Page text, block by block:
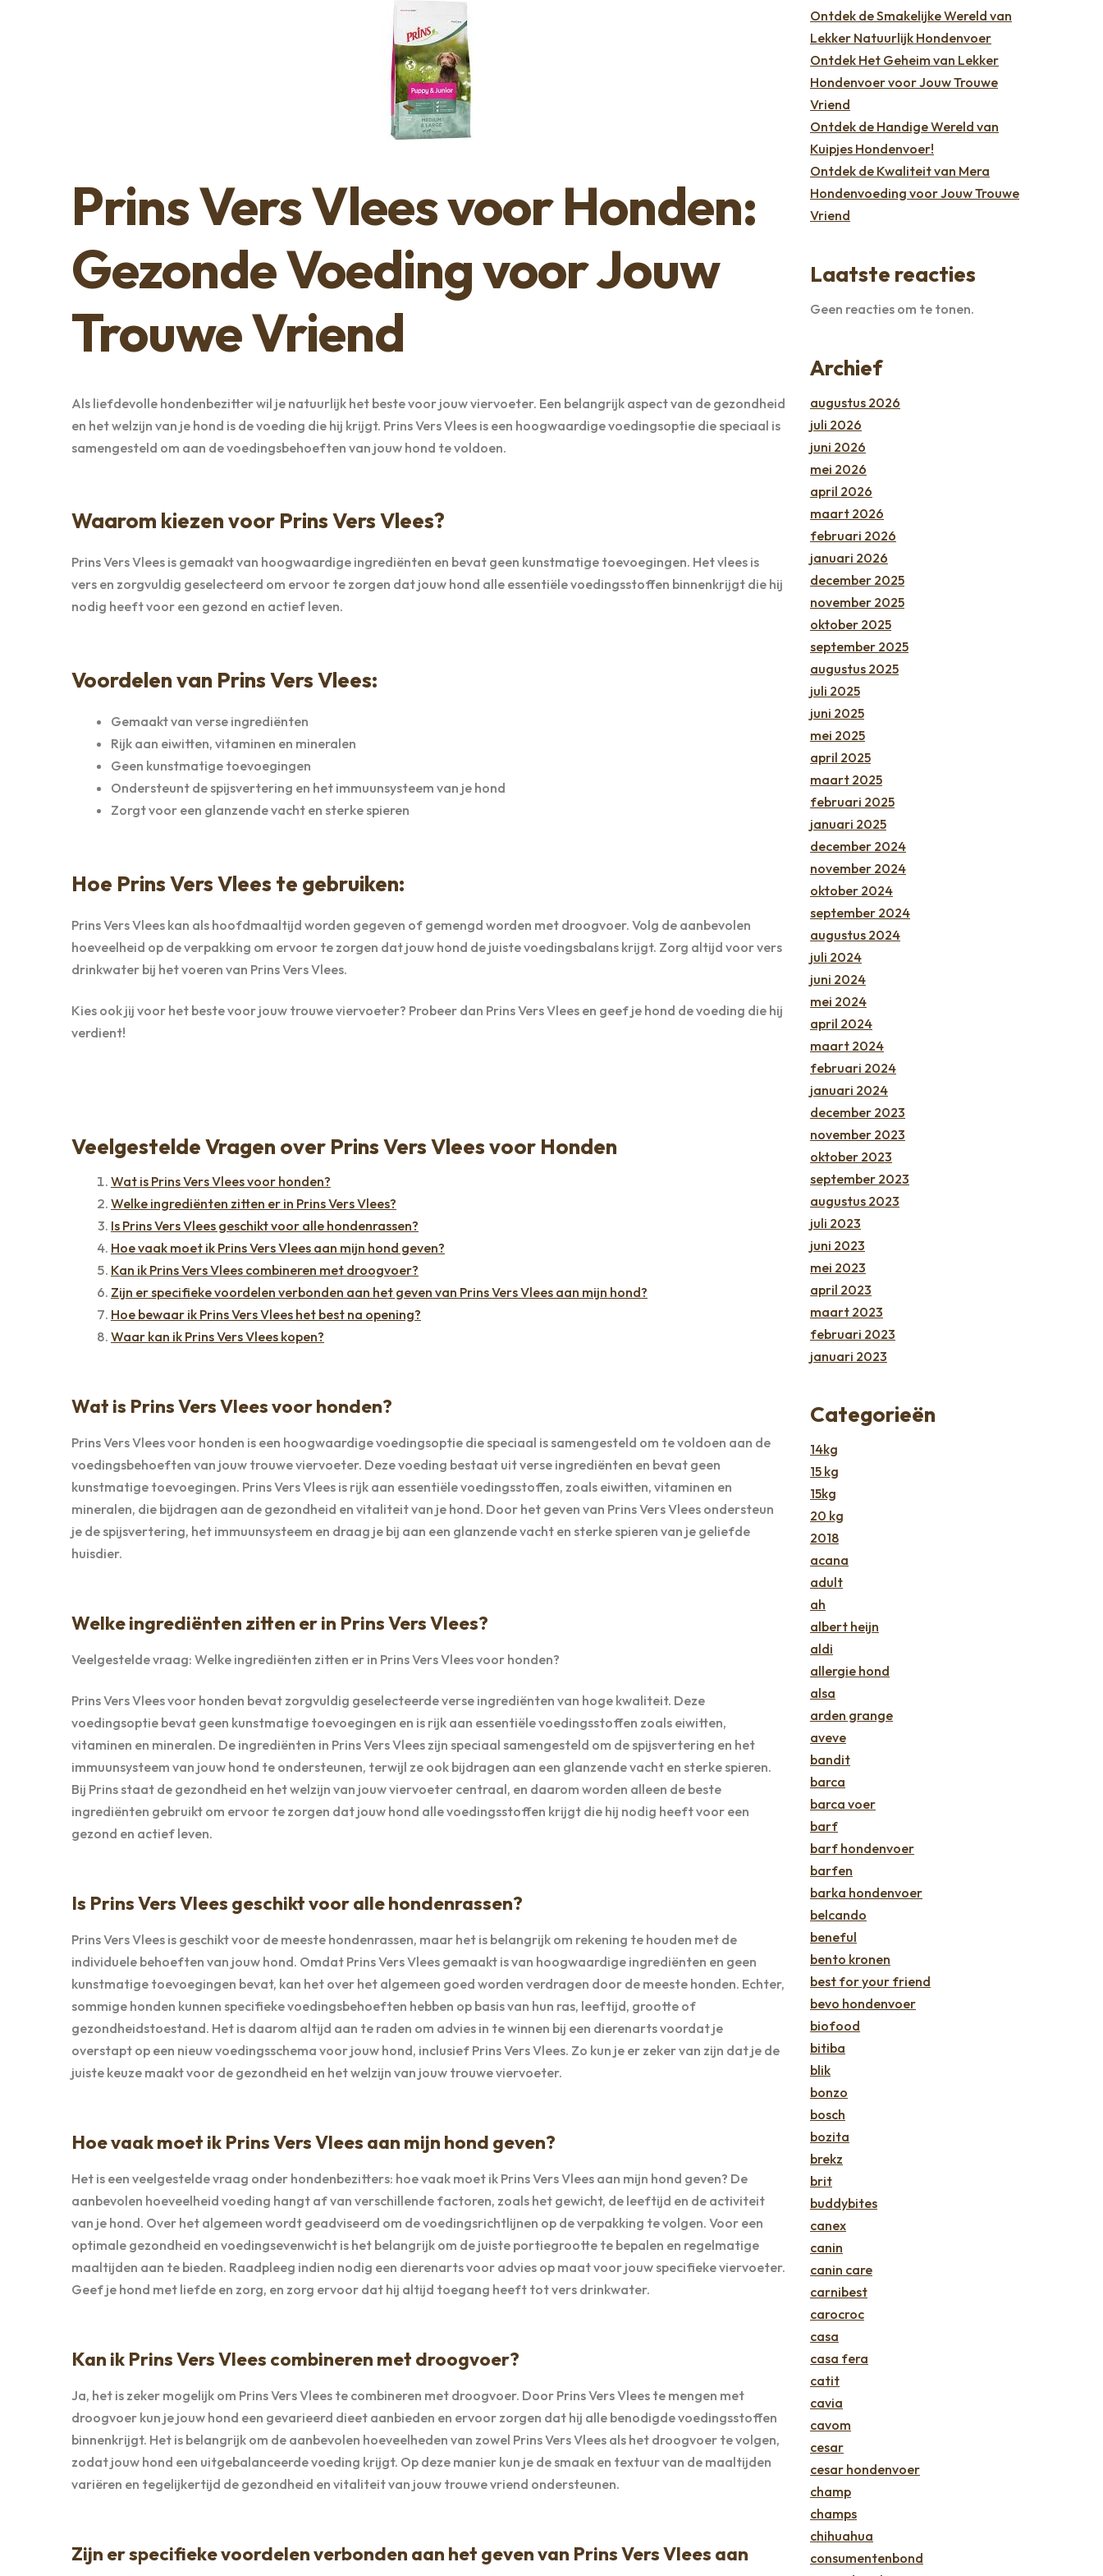
Prins Vers Vlees voor Honden:
Gezonde Voeding voor Jouw
Trouwe Vriend
Als liefdevolle hondenbezitter wil je natuurlijk het beste voor jouw viervoeter. Een belangrijk aspect van de gezondheid
en het welzijn van je hond is de voeding die hij krijgt. Prins Vers Vlees is een hoogwaardige voedingsoptie die speciaal is
samengesteld om aan de voedingsbehoeften van jouw hond te voldoen.
Waarom kiezen voor Prins Vers Vlees?
Prins Vers Vlees is gemaakt van hoogwaardige ingrediënten en bevat geen kunstmatige toevoegingen. Het vlees is
vers en zorgvuldig geselecteerd om ervoor te zorgen dat jouw hond alle essentiële voedingsstoffen binnenkrijgt die hij
nodig heeft voor een gezond en actief leven.
Voordelen van Prins Vers Vlees:
Gemaakt van verse ingrediënten
Rijk aan eiwitten, vitaminen en mineralen
Geen kunstmatige toevoegingen
Ondersteunt de spijsvertering en het immuunsysteem van je hond
Zorgt voor een glanzende vacht en sterke spieren
Hoe Prins Vers Vlees te gebruiken:
Prins Vers Vlees kan als hoofdmaaltijd worden gegeven of gemengd worden met droogvoer. Volg de aanbevolen
hoeveelheid op de verpakking om ervoor te zorgen dat jouw hond de juiste voedingsbalans krijgt. Zorg altijd voor vers
drinkwater bij het voeren van Prins Vers Vlees.
Kies ook jij voor het beste voor jouw trouwe viervoeter? Probeer dan Prins Vers Vlees en geef je hond de voeding die hij
verdient!
Veelgestelde Vragen over Prins Vers Vlees voor Honden
Wat is Prins Vers Vlees voor honden?
Welke ingrediënten zitten er in Prins Vers Vlees?
Is Prins Vers Vlees geschikt voor alle hondenrassen?
Hoe vaak moet ik Prins Vers Vlees aan mijn hond geven?
Kan ik Prins Vers Vlees combineren met droogvoer?
Zijn er specifieke voordelen verbonden aan het geven van Prins Vers Vlees aan mijn hond?
Hoe bewaar ik Prins Vers Vlees het best na opening?
Waar kan ik Prins Vers Vlees kopen?
Wat is Prins Vers Vlees voor honden?
Prins Vers Vlees voor honden is een hoogwaardige voedingsoptie die speciaal is samengesteld om te voldoen aan de
voedingsbehoeften van jouw trouwe viervoeter. Deze voeding bestaat uit verse ingrediënten en bevat geen
kunstmatige toevoegingen. Prins Vers Vlees is rijk aan essentiële voedingsstoffen, zoals eiwitten, vitaminen en
mineralen, die bijdragen aan de gezondheid en vitaliteit van je hond. Door het geven van Prins Vers Vlees ondersteun
je de spijsvertering, het immuunsysteem en draag je bij aan een glanzende vacht en sterke spieren van je geliefde
huisdier.
Welke ingrediënten zitten er in Prins Vers Vlees?
Veelgestelde vraag: Welke ingrediënten zitten er in Prins Vers Vlees voor honden?
Prins Vers Vlees voor honden bevat zorgvuldig geselecteerde verse ingrediënten van hoge kwaliteit. Deze
voedingsoptie bevat geen kunstmatige toevoegingen en is rijk aan essentiële voedingsstoffen zoals eiwitten,
vitaminen en mineralen. De ingrediënten in Prins Vers Vlees zijn speciaal samengesteld om de spijsvertering en het
immuunsysteem van jouw hond te ondersteunen, terwijl ze ook bijdragen aan een glanzende vacht en sterke spieren.
Bij Prins staat de gezondheid en het welzijn van jouw viervoeter centraal, en daarom worden alleen de beste
ingrediënten gebruikt om ervoor te zorgen dat jouw hond alle voedingsstoffen krijgt die hij nodig heeft voor een
gezond en actief leven.
Is Prins Vers Vlees geschikt voor alle hondenrassen?
Prins Vers Vlees is geschikt voor de meeste hondenrassen, maar het is belangrijk om rekening te houden met de
individuele behoeften van jouw hond. Omdat Prins Vers Vlees gemaakt is van hoogwaardige ingrediënten en geen
kunstmatige toevoegingen bevat, kan het over het algemeen goed worden verdragen door de meeste honden. Echter,
sommige honden kunnen specifieke voedingsbehoeften hebben op basis van hun ras, leeftijd, grootte of
gezondheidstoestand. Het is daarom altijd aan te raden om advies in te winnen bij een dierenarts voordat je
overstapt op een nieuw voedingsschema voor jouw hond, inclusief Prins Vers Vlees. Zo kun je er zeker van zijn dat je de
juiste keuze maakt voor de gezondheid en het welzijn van jouw trouwe viervoeter.
Hoe vaak moet ik Prins Vers Vlees aan mijn hond geven?
Het is een veelgestelde vraag onder hondenbezitters: hoe vaak moet ik Prins Vers Vlees aan mijn hond geven? De
aanbevolen hoeveelheid voeding hangt af van verschillende factoren, zoals het gewicht, de leeftijd en de activiteit
van je hond. Over het algemeen wordt geadviseerd om de voedingsrichtlijnen op de verpakking te volgen. Voor een
optimale gezondheid en voedingsevenwicht is het belangrijk om de juiste portiegrootte te bepalen en regelmatige
maaltijden aan te bieden. Raadpleeg indien nodig een dierenarts voor advies op maat voor jouw specifieke viervoeter.
Geef je hond met liefde en zorg, en zorg ervoor dat hij altijd toegang heeft tot vers drinkwater.
Kan ik Prins Vers Vlees combineren met droogvoer?
Ja, het is zeker mogelijk om Prins Vers Vlees te combineren met droogvoer. Door Prins Vers Vlees te mengen met
droogvoer kun je jouw hond een gevarieerd dieet aanbieden en ervoor zorgen dat hij alle benodigde voedingsstoffen
binnenkrijgt. Het is belangrijk om de aanbevolen hoeveelheden van zowel Prins Vers Vlees als het droogvoer te volgen,
zodat jouw hond een uitgebalanceerde voeding krijgt. Op deze manier kun je de smaak en textuur van de maaltijden
variëren en tegelijkertijd de gezondheid en vitaliteit van jouw trouwe vriend ondersteunen.
Zijn er specifieke voordelen verbonden aan het geven van Prins Vers Vlees aan
Ontdek de Smakelijke Wereld van
Lekker Natuurlijk Hondenvoer
Ontdek Het Geheim van Lekker
Hondenvoer voor Jouw Trouwe
Vriend
Ontdek de Handige Wereld van
Kuipjes Hondenvoer!
Ontdek de Kwaliteit van Mera
Hondenvoeding voor Jouw Trouwe
Vriend
Laatste reacties
Geen reacties om te tonen.
Archief
augustus 2026
juli 2026
juni 2026
mei 2026
april 2026
maart 2026
februari 2026
januari 2026
december 2025
november 2025
oktober 2025
september 2025
augustus 2025
juli 2025
juni 2025
mei 2025
april 2025
maart 2025
februari 2025
januari 2025
december 2024
november 2024
oktober 2024
september 2024
augustus 2024
juli 2024
juni 2024
mei 2024
april 2024
maart 2024
februari 2024
januari 2024
december 2023
november 2023
oktober 2023
september 2023
augustus 2023
juli 2023
juni 2023
mei 2023
april 2023
maart 2023
februari 2023
januari 2023
Categorieën
14kg
15 kg
15kg
20 kg
2018
acana
adult
ah
albert heijn
aldi
allergie hond
alsa
arden grange
aveve
bandit
barca
barca voer
barf
barf hondenvoer
barfen
barka hondenvoer
belcando
beneful
bento kronen
best for your friend
bevo hondenvoer
biofood
bitiba
blik
bonzo
bosch
bozita
brekz
brit
buddybites
canex
canin
canin care
carnibest
carocroc
casa
casa fera
catit
cavia
cavom
cesar
cesar hondenvoer
champ
champs
chihuahua
consumentenbond